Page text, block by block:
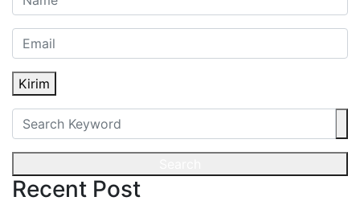
Kirim
Recent Post